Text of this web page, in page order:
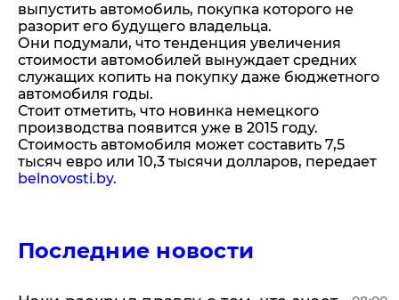
выпустить автомобиль, покупка которого не
разорит его будущего владельца.
Они подумали, что тенденция увеличения
стоимости автомобилей вынуждает средних
служащих копить на покупку даже бюджетного
автомобиля годы.
Стоит отметить, что новинка немецкого
производства появится уже в 2015 году.
Стоимость автомобиля может составить 7,5
тысяч евро или 10,3 тысячи долларов, передает
belnovosti.by.
Последние новости